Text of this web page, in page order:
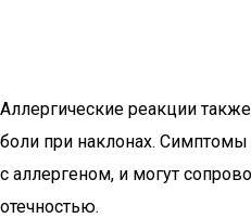
Аллергические реакции
боли при наклонах.
с аллергеном, и могут
отечностью.